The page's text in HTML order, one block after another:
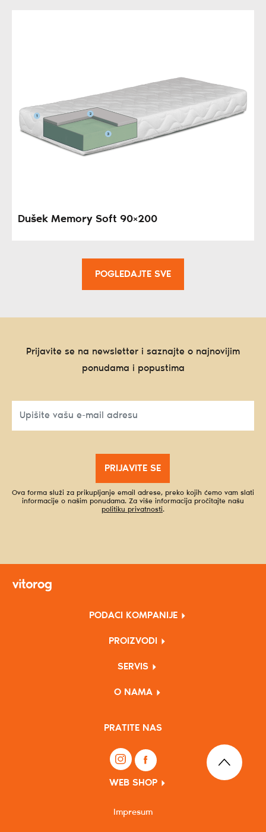
Dušek Memory Soft 90×200
POGLEDAJTE SVE
Prijavite se na newsletter i saznajte o najnovijim
ponudama i popustima
PRIJAVITE SE
Ova forma služi za prikupljanje email adrese, preko kojih ćemo vam slati
informacije o našim ponudama. Za više informacija pročitajte našu
politiku privatnosti.
PODACI KOMPANIJE
PROIZVODI
SERVIS
O NAMA
PRATITE NAS
WEB SHOP
Impresum